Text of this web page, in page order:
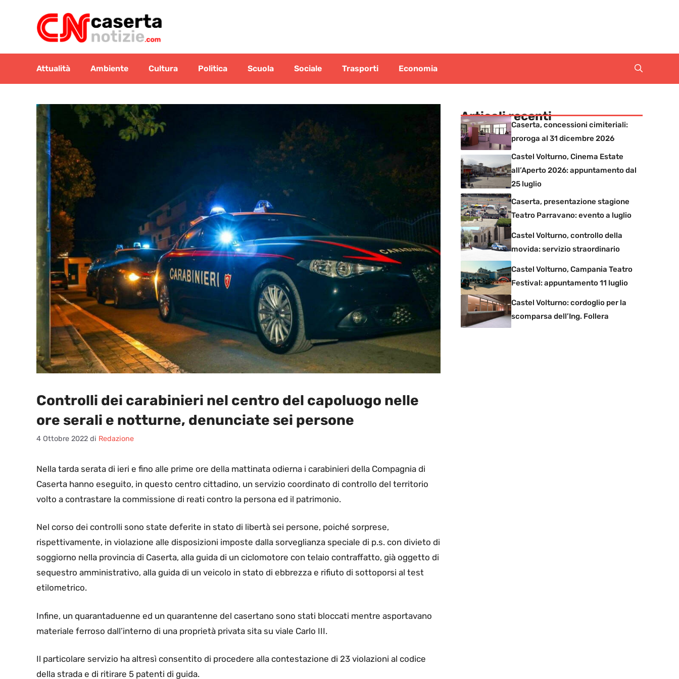
contenuto
Attualità Ambiente Cultura Politica Scuola Sociale Trasporti Economia
Controlli dei carabinieri nel centro del capoluogo nelle
ore serali e notturne, denunciate sei persone
4 Ottobre 2022 di Redazione
Nella tarda serata di ieri e fino alle prime ore della mattinata odierna i carabinieri della Compagnia di
Caserta hanno eseguito, in questo centro cittadino, un servizio coordinato di controllo del territorio
volto a contrastare la commissione di reati contro la persona ed il patrimonio.
Nel corso dei controlli sono state deferite in stato di libertà sei persone, poiché sorprese,
rispettivamente, in violazione alle disposizioni imposte dalla sorveglianza speciale di p.s. con divieto di
soggiorno nella provincia di Caserta, alla guida di un ciclomotore con telaio contraffatto, già oggetto di
sequestro amministrativo, alla guida di un veicolo in stato di ebbrezza e rifiuto di sottoporsi al test
etilometrico.
Infine, un quarantaduenne ed un quarantenne del casertano sono stati bloccati mentre asportavano
materiale ferroso dall’interno di una proprietà privata sita su viale Carlo III.
Il particolare servizio ha altresì consentito di procedere alla contestazione di 23 violazioni al codice
della strada e di ritirare 5 patenti di guida.
Articoli recenti
Caserta, concessioni cimiteriali:
proroga al 31 dicembre 2026
Castel Volturno, Cinema Estate
all’Aperto 2026: appuntamento dal
25 luglio
Caserta, presentazione stagione
Teatro Parravano: evento a luglio
Castel Volturno, controllo della
movida: servizio straordinario
Castel Volturno, Campania Teatro
Festival: appuntamento 11 luglio
Castel Volturno: cordoglio per la
scomparsa dell’Ing. Follera